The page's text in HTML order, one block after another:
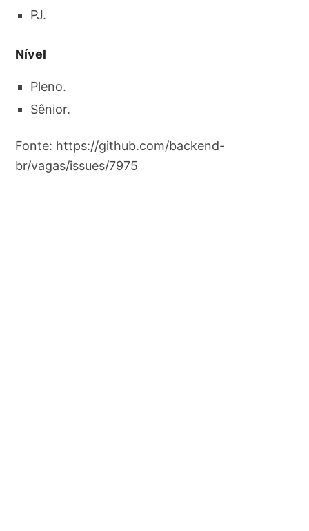
PJ.
Nível
Pleno.
Sênior.
Fonte: https://github.com/backend-
br/vagas/issues/7975